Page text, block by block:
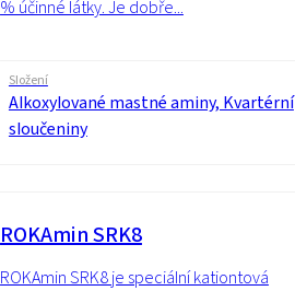
% účinné látky. Je dobře...
Složení
Alkoxylované mastné aminy, Kvartérní
sloučeniny
ROKAmin SRK8
ROKAmin SRK8 je speciální kationtová